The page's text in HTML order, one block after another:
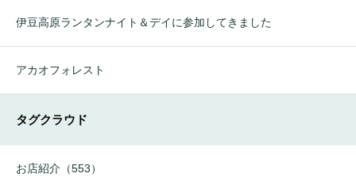
伊豆高原ランタンナイト＆デイに参加してきました
アカオフォレスト
タグクラウド
お店紹介（553）